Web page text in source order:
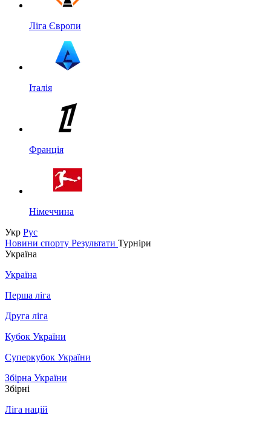
Ліга Європи
Італія
Франція
Німеччина
Укр Рус
Новини спорту Результати Турніри
Україна
Україна
Перша ліга
Друга ліга
Кубок України
Суперкубок України
Збірна України
Збірні
Ліга націй